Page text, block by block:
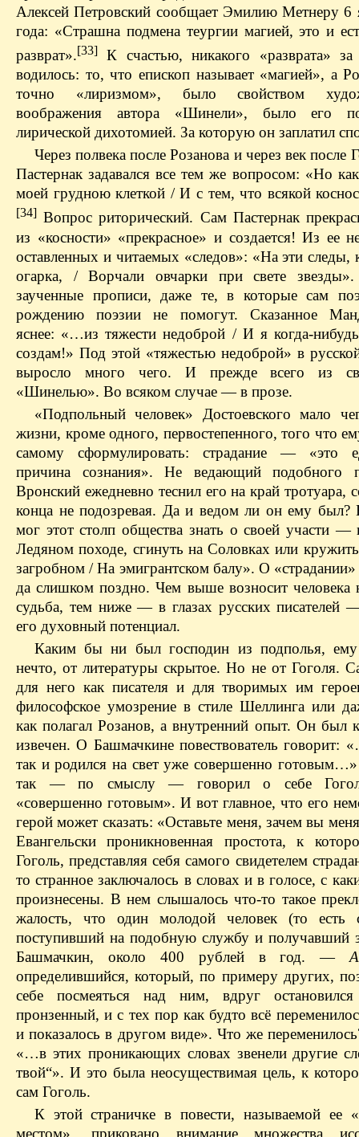
Алексей Петровский сообщает Эмилию Метнеру 6
года: «Страшна подмена теургии магией, это и
разврат».[33]
К счастью, никакого «разврата»
водилось: то, что епископ называет «магией», а
точно «лиризмом», было свойством
воображения автора «Шинели», было его
лирической дихотомией. За которую он заплатил
Через полвека после Розанова и через век после
Пастернак задавался все тем же вопросом: «Но
моей грудною клеткой / И с тем, что всякой
[34] Вопрос риторический. Сам Пастернак
из «косности» «прекрасное» и создается! Из ее
оставленных и читаемых «следов»: «На эти следы,
огарка, / Ворчали овчарки при свете
заученные прописи, даже те, в которые сам
рождению поэзии не помогут. Сказанное
яснее: «…из тяжести недоброй / И я когда-нибудь
создам!» Под этой «тяжестью недоброй» в
выросло много чего. И прежде всего из
«Шинелью». Во всяком случае — в прозе.
«Подпольный человек» Достоевского мало
жизни, кроме одного, первостепенного, того что
самому сформулировать: страдание — «это
причина сознания». Не ведающий подобного
Вронский ежедневно теснил его на край тротуара,
конца не подозревая. Да и ведом ли он ему
мог этот столп общества знать о своей участи —
Ледяном походе, сгинуть на Соловках или
загробном / На эмигрантском балу». О
да слишком поздно. Чем выше возносит человека
судьба, тем ниже — в глазах русских писателей
его духовный потенциал.
Каким бы ни был господин из подполья,
нечто, от литературы скрытое. Но не от Гоголя.
для него как писателя и для творимых им
философское умозрение в стиле Шеллинга или
как полагал Розанов, а внутренний опыт. Он был
извечен. О Башмачкине повествователь говорит:
так и родился на свет уже совершенно
так — по смыслу — говорил о себе
«совершенно готовым». И вот главное, что его
герой может сказать: «Оставьте меня, зачем вы
Евангельски проникновенная простота, к
Гоголь, представляя себя самого свидетелем
то странное заключалось в словах и в голосе, с
произнесены. В нем слышалось что-то такое
жалость, что один молодой человек (то есть
поступивший на подобную службу и получавший
Башмачкин, около 400 рублей в год. —
определившийся, который, по примеру других,
себе посмеяться над ним, вдруг
пронзенный, и с тех пор как будто всё
и показалось в другом виде». Что же
«…в этих проникающих словах звенели другие
твой“». И это была неосуществимая цель, к
сам Гоголь.
К этой страничке в повести, называемой ее
местом», приковано внимание множества